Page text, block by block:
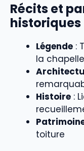
Récits et
historiques
Légende :
la chapelle
Histoire :
toiture